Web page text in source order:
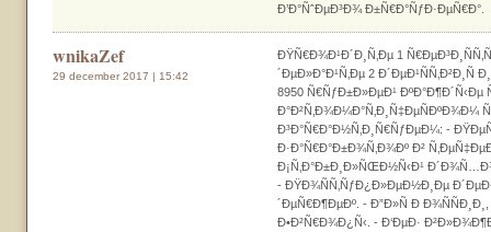
Ð’Ð°ÑˆÐµÐ³Ð¾ Ð±Ñ€Ð°ÑƒÐ·ÐµÑ€Ð°.
wnikaZef
29 december 2017 | 15:42
ÐŸÑ€Ð¾Ð¹Ð´Ð¸Ñ‚Ðµ 1
´ÐµÐ»Ð°Ð¹Ñ‚Ðµ 2
8950 Ñ€ÑƒÐ±Ð»ÐµÐ¹ ÐºÐ°Ð¶Ð´Ñ‹Ðµ
Ð°Ð²Ñ‚Ð¾Ð¼Ð°Ñ‚Ð¸Ñ‡ÐµÑÐºÐ¾Ð¼
Ð³Ð°Ñ€Ð°Ð½Ñ‚Ð¸Ñ€ÑƒÐµÐ¼: -
Ð·Ð°Ñ€Ð°Ð±Ð¾Ñ‚Ð¾Ðº Ð²
Ð¡Ñ‚Ð°Ð±Ð¸Ð»ÑŒÐ½Ñ‹Ð¹
- ÐŸÐ¾ÑÑ‚ÑƒÐ¿Ð»ÐµÐ½Ð¸Ðµ
´ÐµÑ€Ð¶ÐµÐº. - Ð”Ð»Ñ Ð Ð¾ÑÑÐ¸Ð¸,
Ð•Ð²Ñ€Ð¾Ð¿Ñ‹. - Ð‘ÐµÐ·